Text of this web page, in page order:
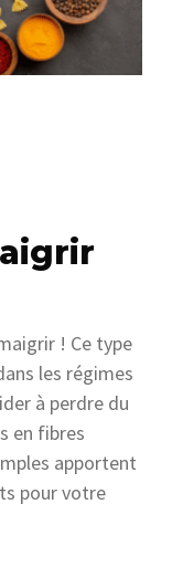
! Ce type
les régimes
à perdre du
en fibres
apportent
pour votre